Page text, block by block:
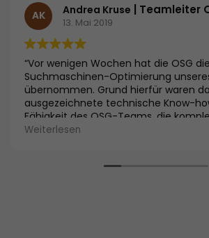
AK Andrea Kruse | Teamleiter Online
13. Mai 2019
“Vor wenigen Wochen hat die OSG die
Suchmaschinen-Optimierung
übernommen. Grund hierfür waren
ausgezeichnete technische Know-
Fähigkeit des OSG-Teams, die
Zusammenhänge und
Motivation zu sorgen. Inzwischen
Weiterlesen